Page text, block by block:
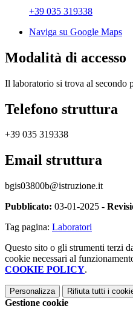
+39 035 319338
Naviga su Google Maps
Modalità di accesso
Il laboratorio si trova al secondo
Telefono struttura
+39 035 319338
Email struttura
bgis03800b@istruzione.it
Pubblicato: 03-01-2025 -
Tag pagina: Laboratori
Questo sito o gli strumenti terzi
cookie necessari al
COOKIE POLICY.
Personalizza Rifiuta tutti i
Gestione cookie